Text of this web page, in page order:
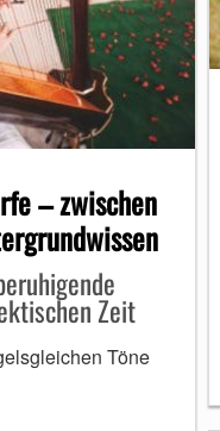
– zwischen
Zeit
Töne